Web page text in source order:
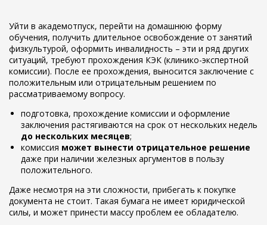
Уйти в академотпуск, перейти на домашнюю форму
обучения, получить длительное освобождение от занятий
физкультурой, оформить инвалидность – эти и ряд других
ситуаций, требуют прохождения КЭК (клинико-экспертной
комиссии). После ее прохождения, выносится заключение с
положительным или отрицательным решением по
рассматриваемому вопросу.
подготовка, прохождение комиссии и оформление
заключения растягиваются на срок от нескольких недель
до нескольких месяцев;
комиссия может вынести отрицательное решение
даже при наличии железных аргументов в пользу
положительного.
Даже несмотря на эти сложности, прибегать к покупке
документа не стоит. Такая бумага не имеет юридической
силы, и может принести массу проблем ее обладателю.